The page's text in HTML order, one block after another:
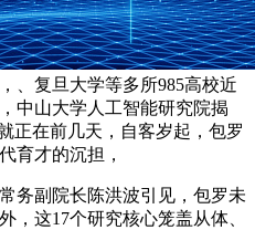
、复旦大学等多所985高校近
中山大学人工智能研究院揭
正在前几天，自客岁起，包罗
育才的沉担，
副院长陈洪波引见，包罗未
，这17个研究核心笼盖从体、